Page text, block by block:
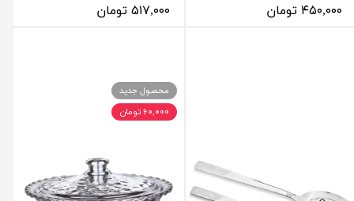
۴۵۰,۰۰۰ تومان ۵۱۷,۰۰۰ تومان
محصول جدید
۶۰,۰۰۰ تومان